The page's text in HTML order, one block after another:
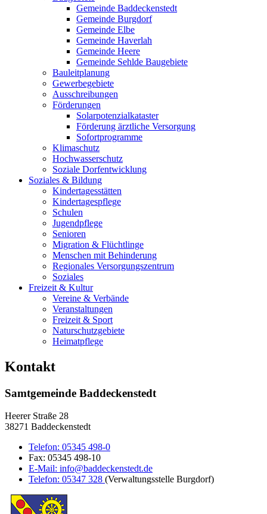
Gemeinde Baddeckenstedt
Gemeinde Burgdorf
Gemeinde Elbe
Gemeinde Haverlah
Gemeinde Heere
Gemeinde Sehlde Baugebiete
Bauleitplanung
Gewerbegebiete
Ausschreibungen
Förderungen
Solarpotenzialkataster
Förderung ärztliche Versorgung
Sofortprogramme
Klimaschutz
Hochwasserschutz
Soziale Dorfentwicklung
Soziales & Bildung
Kindertagesstätten
Kindertagespflege
Schulen
Jugendpflege
Senioren
Migration & Flüchtlinge
Menschen mit Behinderung
Regionales Versorgungszentrum
Soziales
Freizeit & Kultur
Vereine & Verbände
Veranstaltungen
Freizeit & Sport
Naturschutzgebiete
Heimatpflege
Kontakt
Samtgemeinde Baddeckenstedt
Heerer Straße 28
38271 Baddeckenstedt
Telefon: 05345 498-0
Fax: 05345 498-10
E-Mail: info@baddeckenstedt.de
Telefon: 05347 328 (Verwaltungsstelle Burgdorf)